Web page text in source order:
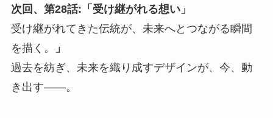
次回、第28話:「受け継がれる想い」
受け継がれてきた伝統が、未来へとつながる瞬間
を描く。
」
過去を紡ぎ、未来を織り成すデザインが、今、動
き出す――。